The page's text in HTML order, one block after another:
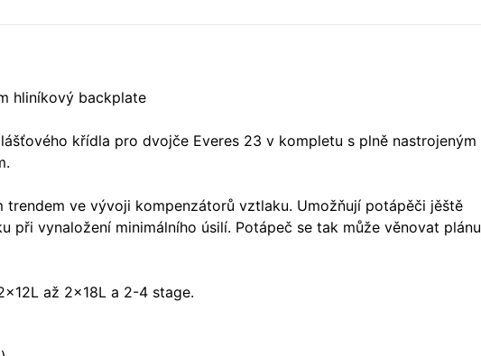
hliníkový backplate
křídla pro dvojče Everes 23 v kompletu s plně nastrojeným
trendem ve vývoji kompenzátorů vztlaku. Umožňují potápěči jěště
při vynaložení minimálního úsilí. Potápeč se tak může věnovat plánu
až 2x18L a 2-4 stage.